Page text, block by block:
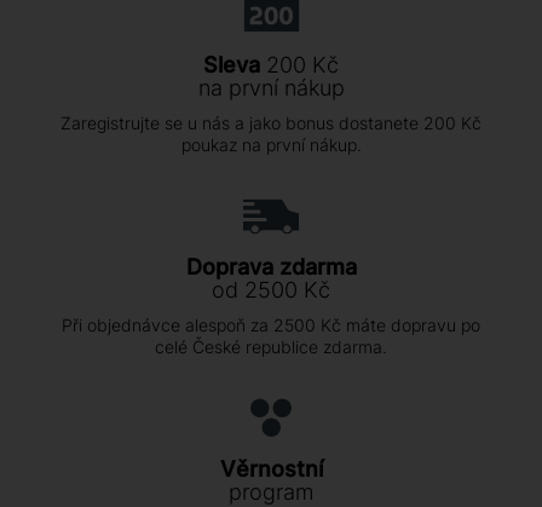
Sleva 200 Kč
na první nákup
Zaregistrujte se u nás a jako bonus dostanete 200 Kč
poukaz na první nákup.
Doprava zdarma
od 2500 Kč
Při objednávce alespoň za 2500 Kč máte dopravu po
celé České republice zdarma.
Věrnostní
program